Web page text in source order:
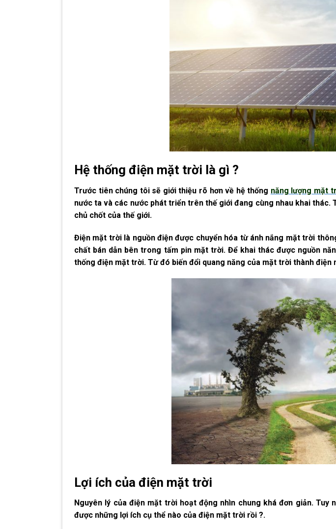
Hệ thống điện mặt trời là gì ?
Trước tiên chúng tôi sẽ giới thiệu rõ hơn về hệ thống năng lượng mặt
nước ta và các nước phát triển trên thế giới đang cùng nhau khai
chủ chốt của thế giới.
Điện mặt trờilà nguồn điện được chuyển hóa từ ánh nắng mặt trời
chất bán dẫn bên trong tấm pin mặt trời. Để khai thác được nguồn
thống điện mặt trời. Từ đó biến đổi quang năng của mặt trời thành
Lợi ích của điện mặt trời
Nguyên lý của điện mặt trời hoạt động nhìn chung khá đơn giản. Tuy
được những lợi ích cụ thể nào của điện mặt trời rồi ?.